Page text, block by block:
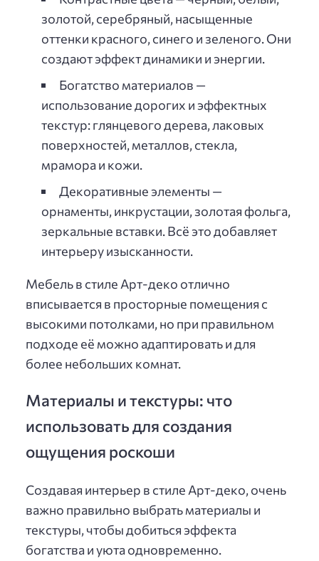
золотой, серебряный, насыщенные
оттенки красного, синего и зеленого. Они
создают эффект динамики и энергии.
Богатство материалов —
использование дорогих и эффектных
текстур: глянцевого дерева, лаковых
поверхностей, металлов, стекла,
мрамора и кожи.
Декоративные элементы —
орнаменты, инкрустации, золотая фольга,
зеркальные вставки. Всё это добавляет
интерьеру изысканности.
Мебель в стиле Арт-деко отлично
вписывается в просторные помещения с
высокими потолками, но при правильном
подходе её можно адаптировать и для
более небольших комнат.
Материалы и текстуры: что
использовать для создания
ощущения роскоши
Создавая интерьер в стиле Арт-деко, очень
важно правильно выбрать материалы и
текстуры, чтобы добиться эффекта
богатства и уюта одновременно.